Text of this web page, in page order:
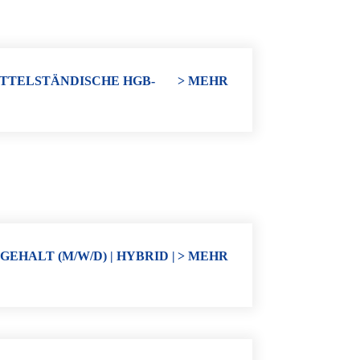
HGB-
> MEHR
(M/W/D) | HYBRID | > MEHR